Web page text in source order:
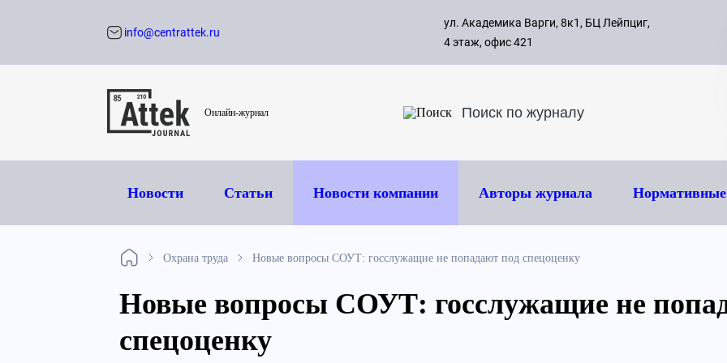
с 09:00
8 495
info@centrattek.ru
ул. Академика Варги, 8к1, БЦ Лейпциг,
4 этаж, офис 421
Онлайн-журнал
Новости Статьи Новости компании Авторы журнала
Охрана труда Новые вопросы СОУТ: госслужащие не попадают под спецоценку
Новые вопросы СОУТ: госслужащие не
спецоценку